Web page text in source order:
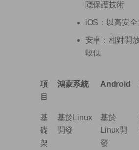
隱保護技術
iOS：以高安
安卓：相對開
較低
項
目
鴻蒙系統 Android
基
礎
架
基於Linux
開發
基於
Linux開
發